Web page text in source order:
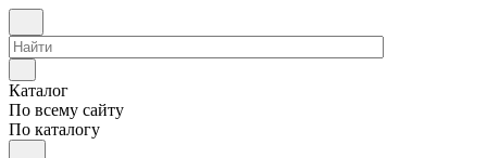
Каталог
По всему сайту
По каталогу